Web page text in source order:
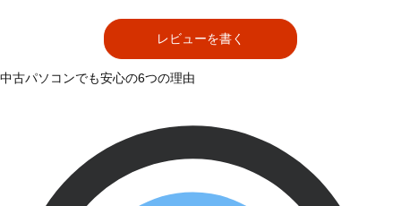
レビューを書く
中古パソコンでも安心の6つの理由